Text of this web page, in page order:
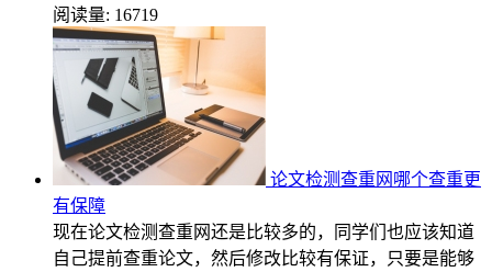
阅读量: 16719
论文检测查重网哪个查重更
有保障
现在论文检测查重网还是比较多的，同学们也应该知道
自己提前查重论文，然后修改比较有保证，只要是能够